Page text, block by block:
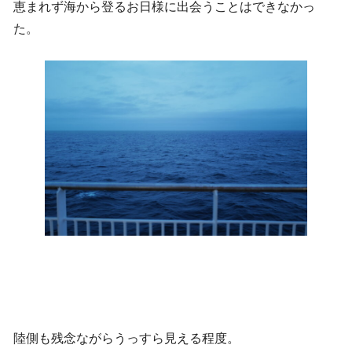
恵まれず海から登るお日様に出会うことはできなかっ
た。
陸側も残念ながらうっすら見える程度。